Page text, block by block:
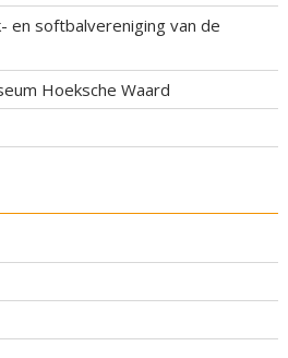
en softbalvereniging van de
Hoeksche Waard